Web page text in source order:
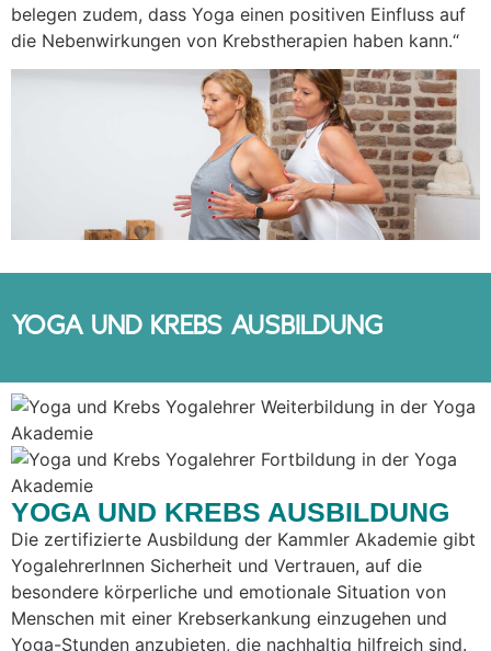
belegen zudem, dass Yoga einen positiven Einfluss auf
die Nebenwirkungen von Krebstherapien haben kann.“
YOGA UND KREBS AUSBILDUNG
YOGA UND KREBS AUSBILDUNG
Die zertifizierte Ausbildung der Kammler Akademie gibt
YogalehrerInnen Sicherheit und Vertrauen, auf die
besondere körperliche und emotionale Situation von
Menschen mit einer Krebserkankung einzugehen und
Yoga-Stunden anzubieten, die nachhaltig hilfreich sind.